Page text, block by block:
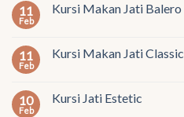
11
Feb
Kursi Makan Jati Balero
11
Feb
Kursi Makan Jati Classic
10
Feb
Kursi Jati Estetic